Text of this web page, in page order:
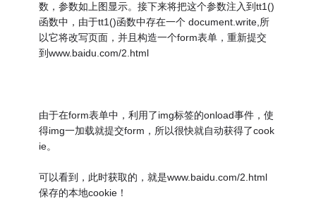
数，参数如上图显示。接下来将把这个参数注入到tt1()
函数中，由于tt1()函数中存在一个 document.write,所
以它将改写页面，并且构造一个form表单，重新提交
到www.baidu.com/2.html
由于在form表单中，利用了img标签的onload事件，使
得img一加载就提交form，所以很快就自动获得了cook
ie。
可以看到，此时获取的，就是www.baidu.com/2.html
保存的本地cookie！